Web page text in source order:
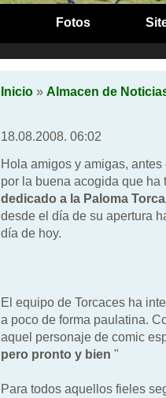
Fotos
Inicio» Almacen de
18.08.2008. 06:02
Hola amigos y amigas,
por la buena acogida que
dedicado a la Paloma
desde el día de su apertura
día de hoy.
El equipo de Torcaces ha
a poco de forma paulatina.
aquel personaje de comic
pero pronto y bien "
Para todos aquellos fieles